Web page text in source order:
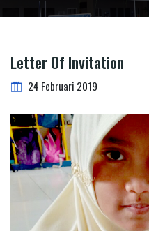
Letter Of Invitation
24 Februari 2019